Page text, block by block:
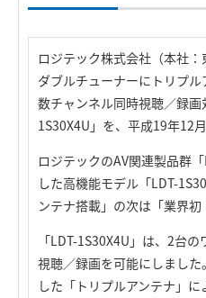
ロジテック株式会社（本社
ダブルチューナーにトリプ
数チャンネル同時視聴／録
1S30X4U」を、平成19年12
ロジテックのAV関連製品群
した高機能モデル「LDT-
ンテナ搭載」の次は「業界
「LDT-1S30X4U」は、2台
視聴／録画を可能にしまし
した「トリプルアンテナ」